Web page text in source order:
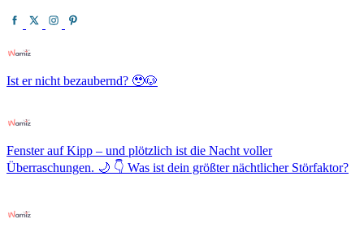
Ist er nicht bezaubernd? 🥹🐶
Fenster auf Kipp – und plötzlich ist die Nacht voller
Überraschungen. 🌙 👇 Was ist dein größter nächtlicher Störfaktor?